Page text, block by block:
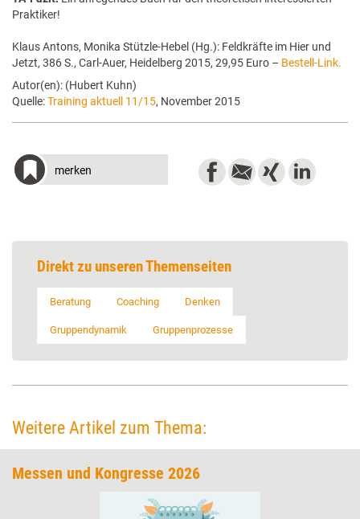
Praktiker!
Klaus Antons, Monika Stützle-Hebel (Hg.): Feldkräfte im Hier und
Jetzt, 386 S., Carl-Auer, Heidelberg 2015, 29,95 Euro – Bestell-Link.
Autor(en): (Hubert Kuhn)
Quelle:Training aktuell 11/15, November 2015
merken
Direkt zu unseren Themenseiten
Beratung Coaching Denken
Gruppendynamik Gruppenprozesse
Weitere Artikel zum Thema:
Messen und Kongresse 2026